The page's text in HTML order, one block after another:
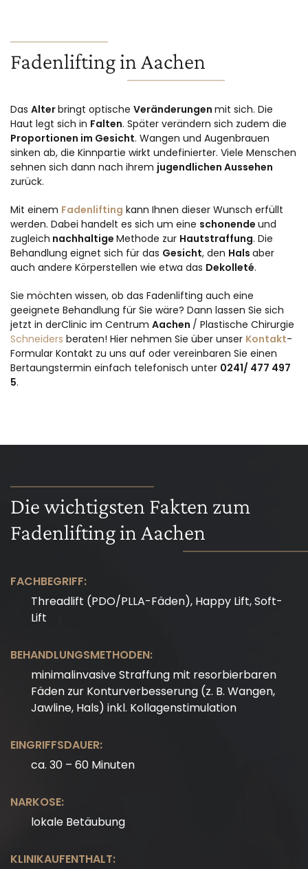
Fadenlifting in Aachen
Das Alterbringt optische Veränderungen mit sich. Die
Haut legt sich in Falten. Später verändern sich zudem die
Proportionen im Gesicht. Wangen und Augenbrauen
sinken ab, die Kinnpartie wirkt undefinierter. Viele Menschen
sehnen sich dann nach ihrem jugendlichen Aussehen
zurück.
Mit einem Fadenlifting kann Ihnen dieser Wunsch erfüllt
werden. Dabei handelt es sich um eine schonende und
zugleich nachhaltige Methode zur Hautstraffung. Die
Behandlung eignet sich für das Gesicht, den Hals aber
auch andere Körperstellen wie etwa das Dekolleté.
Sie möchten wissen, ob das Fadenlifting auch eine
geeignete Behandlung für Sie wäre? Dann lassen Sie sich
jetzt in derClinic im Centrum Aachen / Plastische Chirurgie
Schneiders beraten! Hier nehmen Sie über unser Kontakt-
Formular Kontakt zu uns auf oder vereinbaren Sie einen
Bertaungstermin einfach telefonisch unter 0241/ 477 497
5.
Die wichtigsten Fakten zum
Fadenlifting in Aachen
FACHBEGRIFF:
Threadlift (PDO/PLLA-Fäden), Happy Lift, Soft-
Lift
BEHANDLUNGSMETHODEN:
minimalinvasive Straffung mit resorbierbaren
Fäden zur Konturverbesserung (z. B. Wangen,
Jawline, Hals) inkl. Kollagenstimulation
EINGRIFFSDAUER:
ca. 30 – 60 Minuten
NARKOSE:
lokale Betäubung
KLINIKAUFENTHALT: